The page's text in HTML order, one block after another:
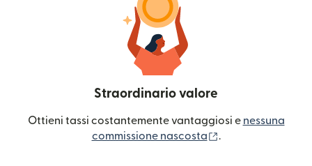
Straordinario valore
Ottieni tassi costantemente vantaggiosi e nessuna
commissione nascosta
.